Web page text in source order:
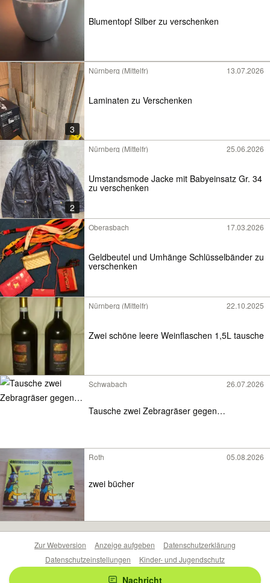
Blumentopf Silber zu verschenken
3
Nürnberg (Mittelfr) 13.07.2026
Laminaten zu Verschenken
2
Nürnberg (Mittelfr) 25.06.2026
Umstandsmode Jacke mit Babyeinsatz Gr. 34
zu verschenken
Oberasbach 17.03.2026
Geldbeutel und Umhänge Schlüsselbänder zu
verschenken
Nürnberg (Mittelfr) 22.10.2025
Zwei schöne leere Weinflaschen 1,5L tausche
Schwabach 26.07.2026
Tausche zwei Zebragräser gegen…
Roth 05.08.2026
zwei bücher
Nachricht
Zur Webversion Anzeige aufgeben
Datenschutzerklärung
Datenschutzeinstellungen
Kinder- und Jugendschutz
Barrierefreiheitserklärung